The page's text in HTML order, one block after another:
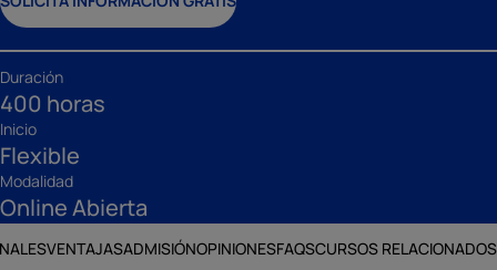
Duración
400 horas
Inicio
Flexible
Modalidad
Online Abierta
VENTAJASADMISIÓNOPINIONESFAQSCURSOS RELACIONADOS